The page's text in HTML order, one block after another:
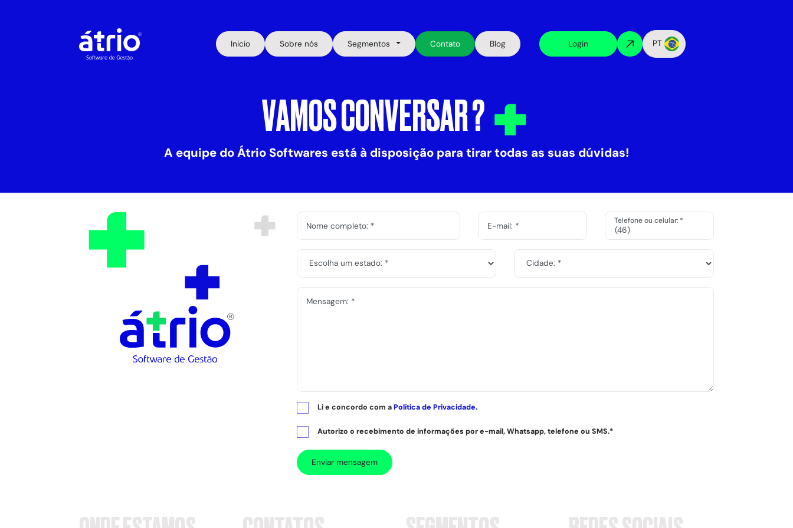
Inicio Sobre nós Segmentos Contato Blog Login PT
VAMOS CONVERSAR ?
A equipe do Átrio Softwares está à disposição para tirartodas as suas dúvidas!
Nome completo: * E-mail: *
Telefone ou celular: *
Mensagem: *
Li e concordo com aPolítica de Privacidade.
Autorizo o recebimento de informações por e-mail, Whatsapp, telefone ou SMS.*
Enviar mensagem